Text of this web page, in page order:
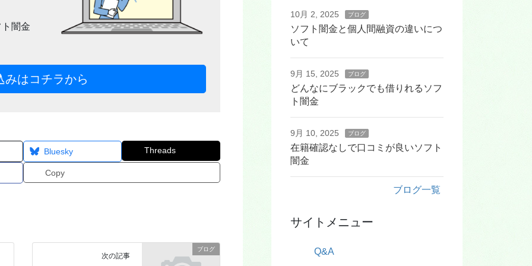
闇金
みはコチラから
Bluesky Threads
Copy
ブログ
次の記事
10月 2, 2025 ブログ
ソフト闇金と個人間融資の違いにつ
いて
9月 15, 2025 ブログ
どんなにブラックでも借りれるソフ
ト闇金
9月 10, 2025 ブログ
在籍確認なしで口コミが良いソフト
闇金
ブログ一覧
サイトメニュー
Q&A